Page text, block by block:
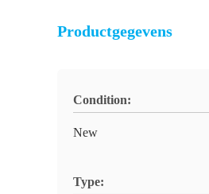
Productgegevens
Condition:
New
Type: